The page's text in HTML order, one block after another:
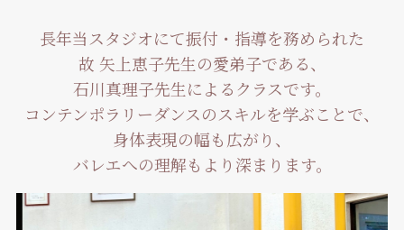
長年当スタジオにて振付・指導を務められた
故 矢上恵子先生の愛弟子である、
石川真理子先生によるクラスです。
コンテンポラリーダンスのスキルを学ぶことで、
身体表現の幅も広がり、
バレエへの理解もより深まります。